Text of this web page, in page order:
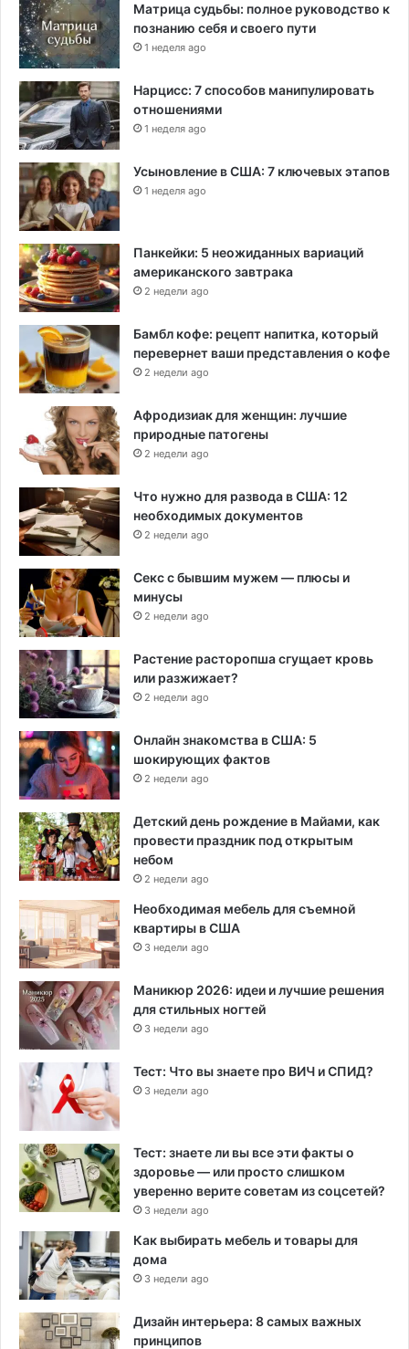
Матрица судьбы: полное руководство к
познанию себя и своего пути
1 неделя ago
Нарцисс: 7 способов манипулировать
отношениями
1 неделя ago
Усыновление в США: 7 ключевых этапов
1 неделя ago
Панкейки: 5 неожиданных вариаций
американского завтрака
2 недели ago
Бамбл кофе: рецепт напитка, который
перевернет ваши представления о кофе
2 недели ago
Афродизиак для женщин: лучшие
природные патогены
2 недели ago
Что нужно для развода в США: 12
необходимых документов
2 недели ago
Секс с бывшим мужем — плюсы и
минусы
2 недели ago
Растение расторопша сгущает кровь
или разжижает?
2 недели ago
Онлайн знакомства в США: 5
шокирующих фактов
2 недели ago
Детский день рождение в Майами, как
провести праздник под открытым
небом
2 недели ago
Необходимая мебель для съемной
квартиры в США
3 недели ago
Маникюр 2026: идеи и лучшие решения
для стильных ногтей
3 недели ago
Тест: Что вы знаете про ВИЧ и СПИД?
3 недели ago
Тест: знаете ли вы все эти факты о
здоровье — или просто слишком
уверенно верите советам из соцсетей?
3 недели ago
Как выбирать мебель и товары для
дома
3 недели ago
Дизайн интерьера: 8 самых важных
принципов